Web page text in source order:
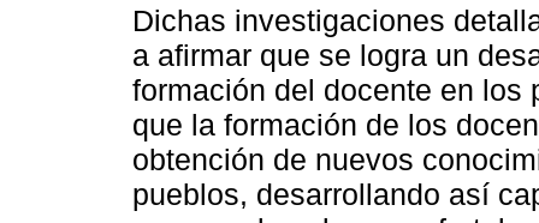
Dichas investigaciones
a afirmar que se logra un
formación del docente en los
que la formación de los
obtención de nuevos
pueblos, desarrollando así